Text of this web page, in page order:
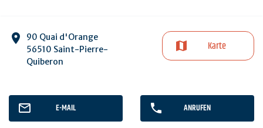
90 Quai d'Orange
56510 Saint-Pierre-
Quiberon
Karte
E-MAIL ANRUFEN